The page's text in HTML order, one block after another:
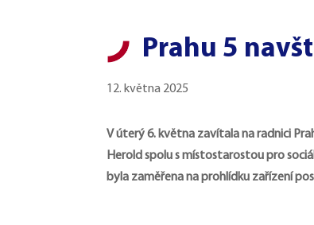
Prahu 5
12. května 2025
V úterý 6. května zavítala na radnici
Herold spolu s místostarostou pro
byla zaměřena na prohlídku zařízení